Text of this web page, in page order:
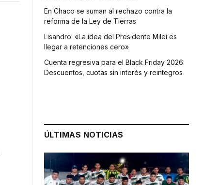
En Chaco se suman al rechazo contra la
reforma de la Ley de Tierras
Lisandro: «La idea del Presidente Milei es
llegar a retenciones cero»
Cuenta regresiva para el Black Friday 2026:
Descuentos, cuotas sin interés y reintegros
ÚLTIMAS NOTICIAS